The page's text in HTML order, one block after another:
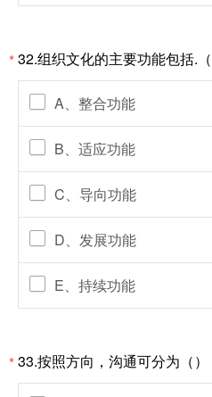
*32.组织文化的主要功能包括.（
A、整合功能
B、适应功能
C、导向功能
D、发展功能
E、持续功能
*33.按照方向，沟通可分为（）